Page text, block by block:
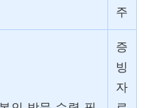
주
증
빙
자